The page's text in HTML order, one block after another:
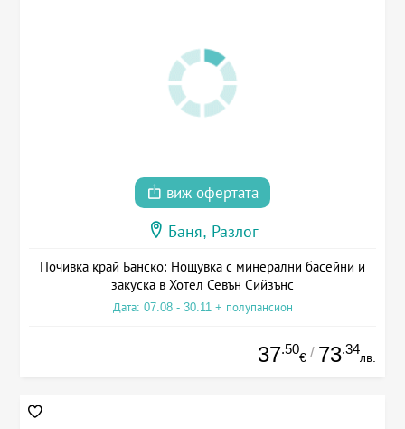
виж офертата
Баня, Разлог
Почивка край Банско: Нощувка с минерални басейни и
закуска в Хотел Севън Сийзънс
Дата: 07.08 - 30.11 + полупансион
37.50
€ / 73.34
лв.